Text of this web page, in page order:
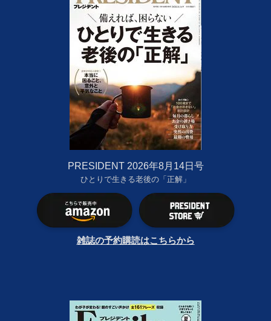
PRESIDENT 2026年8月14日号
ひとりで生きる老後の「正解」
雑誌の予約購読はこちらから